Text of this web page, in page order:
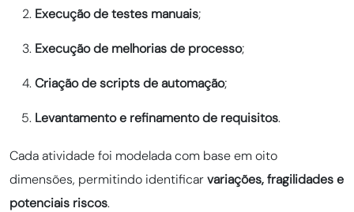
Execução de testes manuais;
Execução de melhorias de processo;
Criação de scripts de automação;
Levantamento e refinamento de requisitos.
Cada atividade foi modelada com base em oito
dimensões, permitindo identificarvariações, fragilidades e
potenciais riscos.